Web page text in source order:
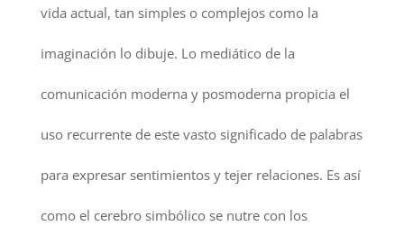
vida actual, tan simples o complejos como la
imaginación lo dibuje. Lo mediático de la
comunicación moderna y posmoderna propicia el
uso recurrente de este vasto significado de palabras
para expresar sentimientos y tejer relaciones. Es así
como el cerebro simbólico se nutre con los